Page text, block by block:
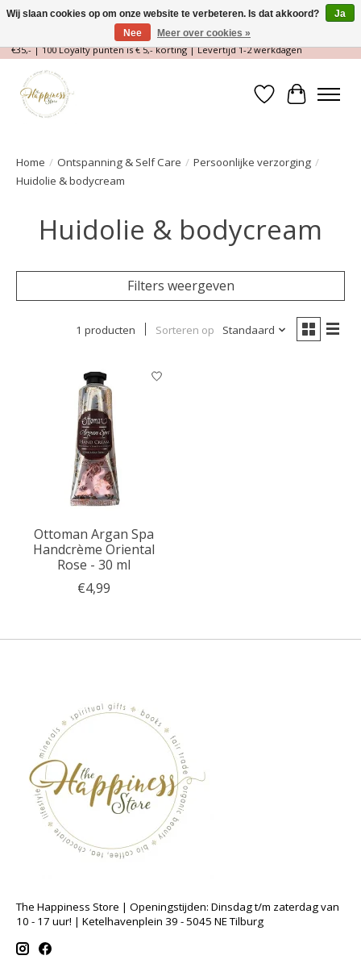
Magische Conceptstore, Edelstenen & Spirituele winkel | Gratis verzending >
€35,- | 100 Loyalty punten is € 5,- korting | Levertijd 1-2 werkdagen
Verlanglijst
Home / Ontspanning & Self Care / Persoonlijke verzorging /
Huidolie & bodycream
Huidolie & bodycream
Filters weergeven
1 producten Sorteren op Standaard
Ottoman Argan Spa
Handcrème Oriental
Rose - 30 ml
€4,99
The Happiness Store | Openingstijden: Dinsdag t/m zaterdag van
10 - 17 uur! | Ketelhavenplein 39 - 5045 NE Tilburg
Wij slaan cookies op om onze website te verbeteren. Is dat akkoord?
Ja
Nee
Meer over cookies »